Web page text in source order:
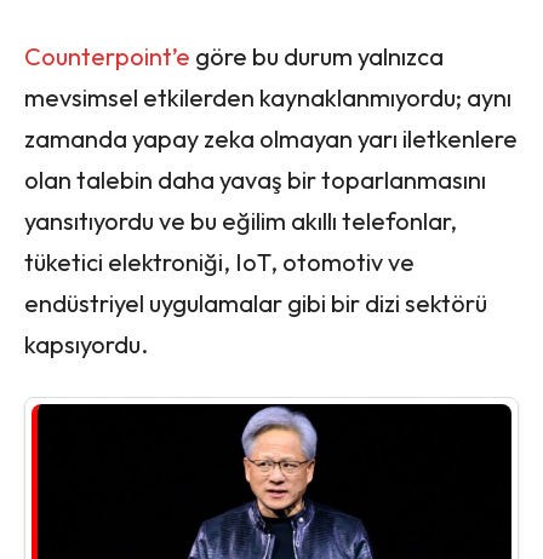
Counterpoint’e göre bu durum yalnızca
mevsimsel etkilerden kaynaklanmıyordu; aynı
zamanda yapay zeka olmayan yarı iletkenlere
olan talebin daha yavaş bir toparlanmasını
yansıtıyordu ve bu eğilim akıllı telefonlar,
tüketici elektroniği, IoT, otomotiv ve
endüstriyel uygulamalar gibi bir dizi sektörü
kapsıyordu.